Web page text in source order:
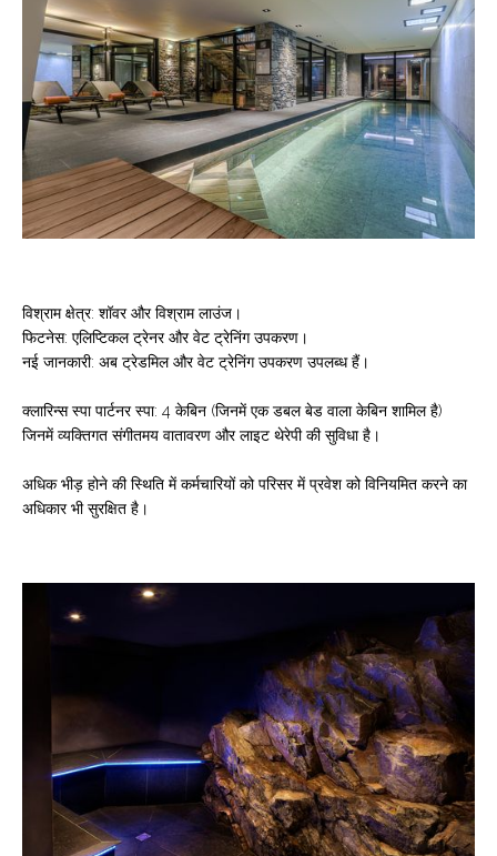
विश्राम क्षेत्र: शॉवर और विश्राम लाउंज।
फिटनेस: एलिप्टिकल ट्रेनर और वेट ट्रेनिंग उपकरण।
नई जानकारी: अब ट्रेडमिल और वेट ट्रेनिंग उपकरण उपलब्ध हैं।
क्लारिन्स स्पा पार्टनर स्पा: 4 केबिन (जिनमें एक डबल बेड वाला केबिन शामिल है)
जिनमें व्यक्तिगत संगीतमय वातावरण और लाइट थेरेपी की सुविधा है।
अधिक भीड़ होने की स्थिति में कर्मचारियों को परिसर में प्रवेश को विनियमित करने का
अधिकार भी सुरक्षित है।